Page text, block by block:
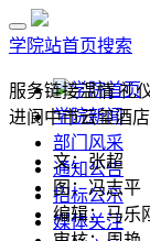
学院站首页搜索
学院首页
学院新闻
部门风采
通知公告
招标公示
媒体关注
服务链接温情 礼
进阆中市云玺酒店
文：张超
图：冯志平
编辑：马乐